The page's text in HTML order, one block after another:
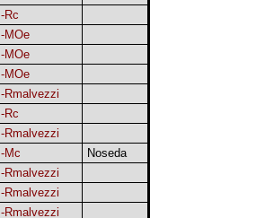
I-Rc
I-MOe
I-MOe
I-MOe
I-Rmalvezzi
I-Rc
I-Rmalvezzi
I-Mc
Noseda
I-Rmalvezzi
I-Rmalvezzi
I-Rmalvezzi